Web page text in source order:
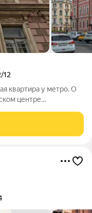
12
квартира у метро. О
центре
вымощенные
прогулок.